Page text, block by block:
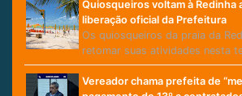
Quiosqueiros voltam à Redinha
liberação oficial da Prefeitura
Os quiosqueiros da praia da
retomar suas atividades nesta
Vereador chama prefeita de